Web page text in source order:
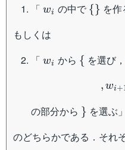
w_{n-
「w_i
wi の中で \
{} を作
もしくは
「w_i
wi から \
{ を選び，
, wi+
の部分から \}
} を選ぶ」
のどちらかである．それ